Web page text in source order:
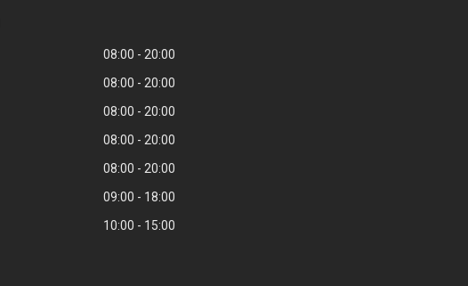
08:00
20:00
08:00
20:00
08:00
20:00
08:00
20:00
08:00
20:00
09:00
18:00
10:00 15:00